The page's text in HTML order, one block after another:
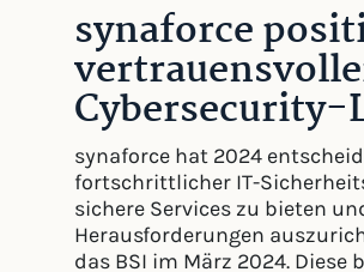
synaforce
Cybersecurity-
synaforce hat 2024
fortschrittlicher IT-
sichere Services zu bieten
Herausforderungen
das BSI im März 2024.